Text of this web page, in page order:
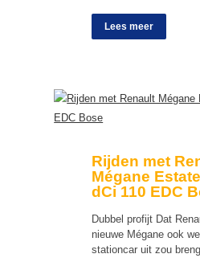
Lees meer
Rijden met
Mégane
dCi 110 EDC
Dubbel profijt Dat
nieuwe Mégane ook
stationcar uit zou